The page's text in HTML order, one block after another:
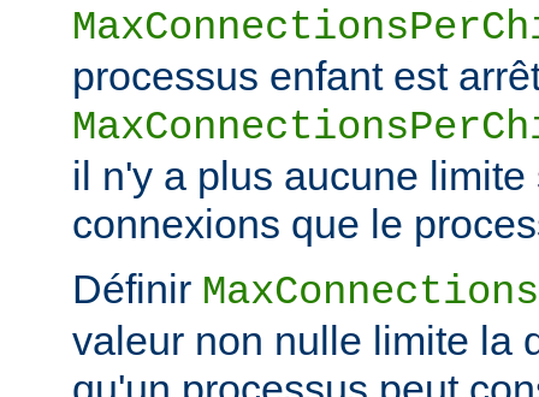
processus enfant est
il n'y a plus aucune
connexions que le
Définir
valeur non nulle limite la